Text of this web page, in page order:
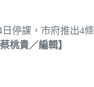
停課，市府推出4條
桃貴／編輯】